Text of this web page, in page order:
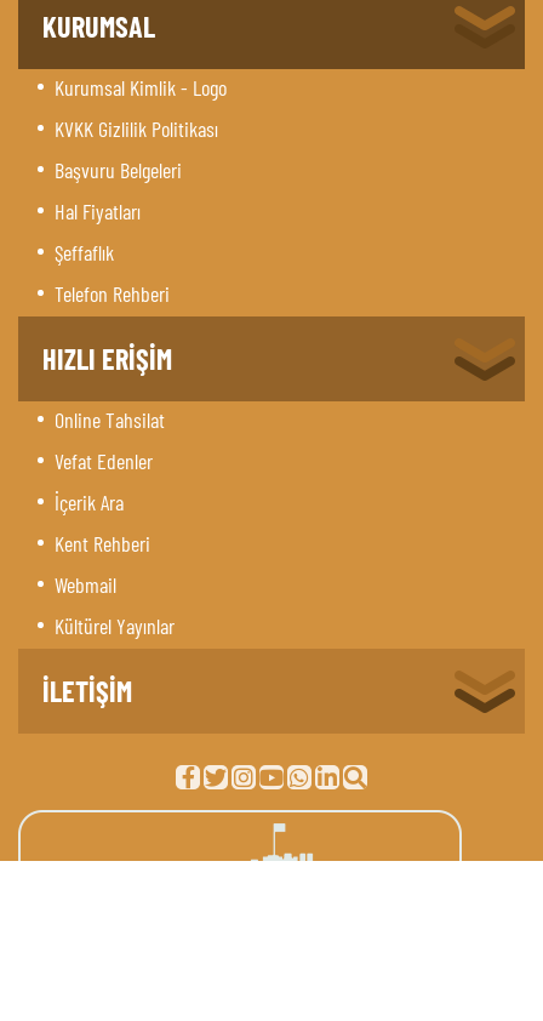
KURUMSAL
Kurumsal Kimlik - Logo
KVKK Gizlilik Politikası
Başvuru Belgeleri
Hal Fiyatları
Şeffaflık
Telefon Rehberi
HIZLI ERİŞİM
Online Tahsilat
Vefat Edenler
İçerik Ara
Kent Rehberi
Webmail
Kültürel Yayınlar
İLETİŞİM